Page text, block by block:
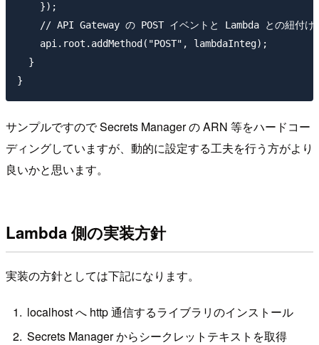
    });
    // API Gateway の POST イベントと Lambda との紐付け
    api.root.addMethod("POST", lambdaInteg);
  }
サンプルですので Secrets Manager の ARN 等をハードコー
ディングしていますが、動的に設定する工夫を行う方がより
良いかと思います。
Lambda 側の実装方針
実装の方針としては下記になります。
localhost へ http 通信するライブラリのインストール
Secrets Manager からシークレットテキストを取得